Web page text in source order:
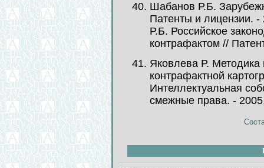
Шабанов Р.Б.
Патенты и лицензии.
Р.Б. Российское
контрафактом //
Яковлева Р. Методика
контрафактной
Интеллектуальная
смежные права. -